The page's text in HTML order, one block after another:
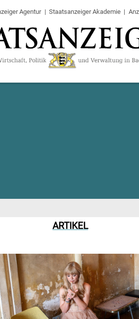
Agentur Staatsanzeiger Akademie
ARTIKEL